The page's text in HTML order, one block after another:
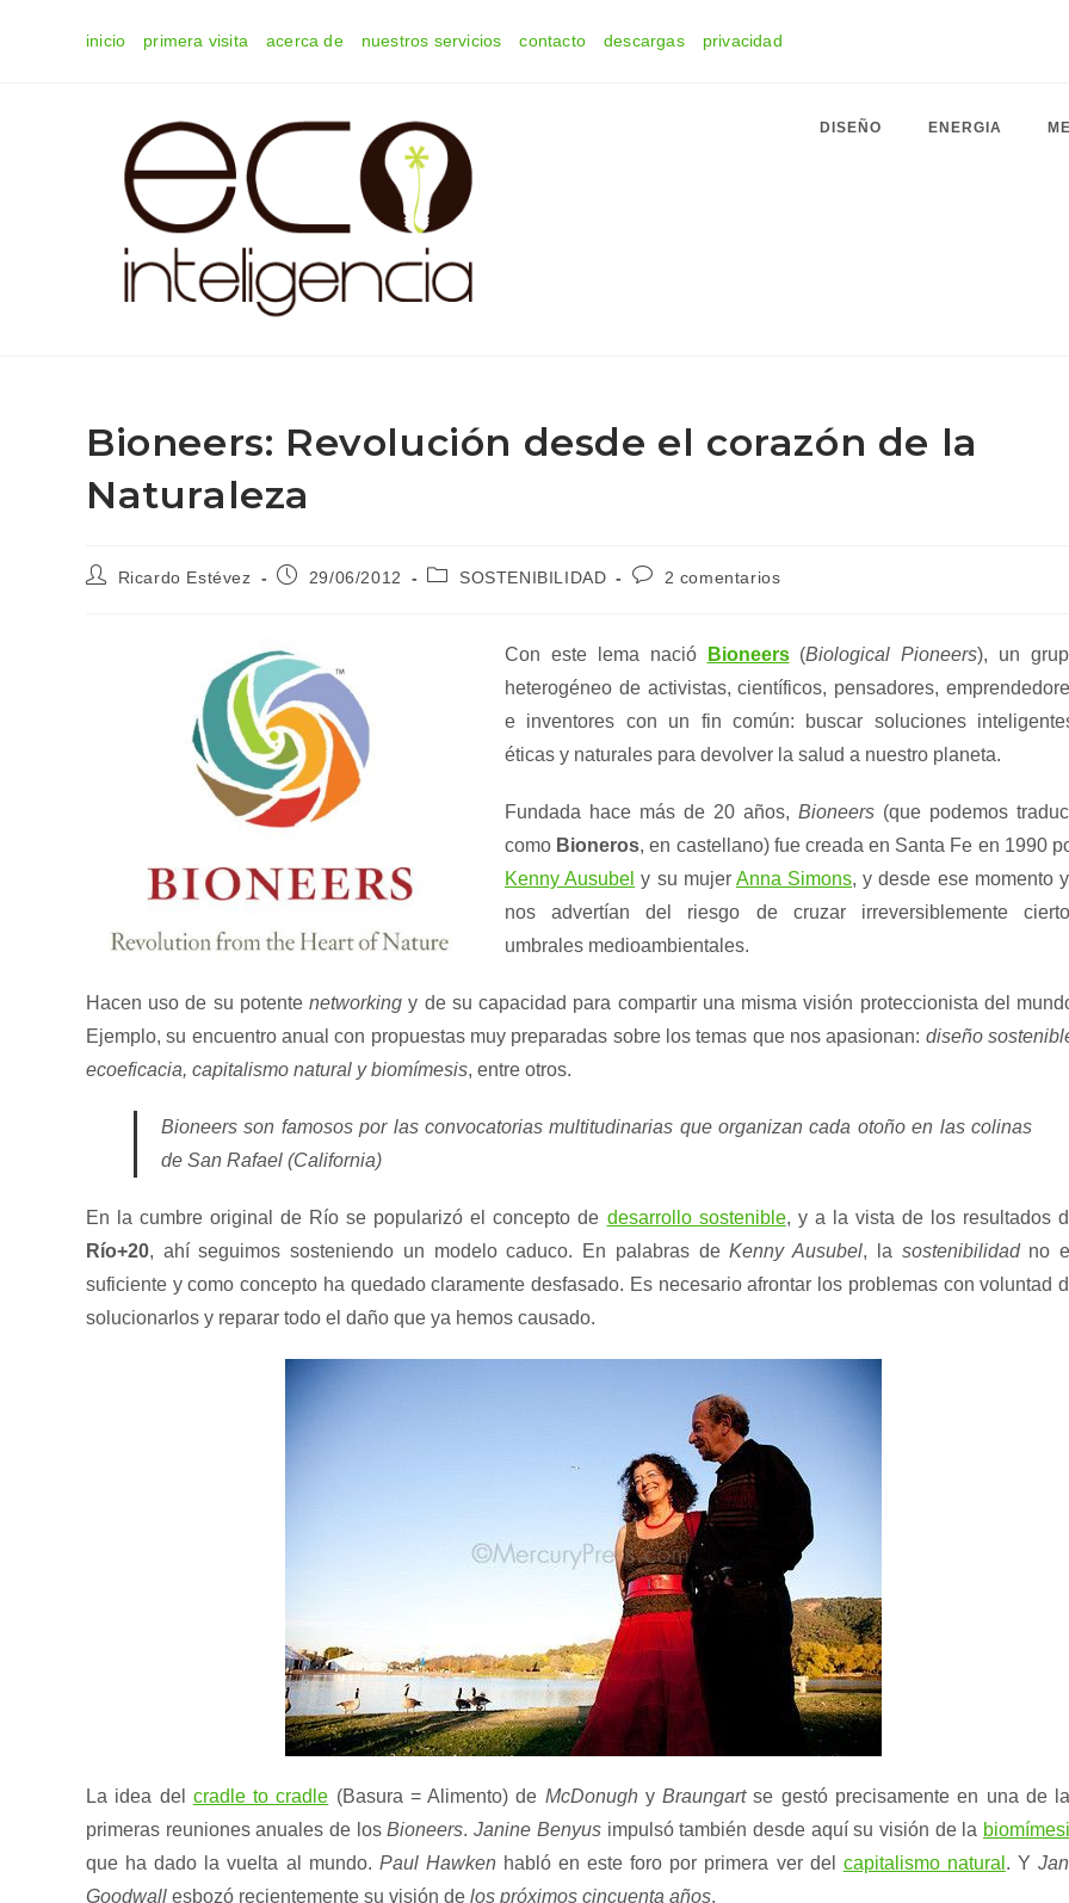
inicio primera visita acerca de nuestros servicios contacto descargas privacidad
DISEÑO ENERGIA
Bioneers: Revolución desde el corazón de la
Naturaleza
AutorRicardo Estévez
Publicación
29/06/2012
Categoría
SOSTENIBILIDAD
Comentarios
entrada:
2 comentarios
Con este lema nació Bioneers(Biological Pioneers), un
heterogéneo de activistas, científicos, pensadores,
e inventores con un fin común: buscar soluciones
éticas y naturales para devolver la salud a nuestro planeta.
Fundada hace más de 20 años, Bioneers (que podemos
como Bioneros, en castellano) fue creada en Santa Fe en 1990
Kenny Ausubel y su mujer Anna Simons, y desde ese momento
nos advertían del riesgo de cruzar irreversiblemente
umbrales medioambientales.
Hacen uso de su potentenetworking y de su capacidad para compartir una misma visión proteccionista del
Ejemplo, su encuentro anual con propuestas muy preparadas sobre los temas que nos apasionan: diseño
ecoeficacia, capitalismo natural y biomímesis, entre otros.
Bioneers son famosos por las convocatorias multitudinarias que organizan cada otoño en las colinas
de San Rafael (California)
En la cumbre original de Río se popularizó el concepto de desarrollo sostenible, y a la vista de los resultados
Río+20, ahí seguimos sosteniendo un modelo caduco. En palabras deKenny Ausubel, la sostenibilidadno
suficiente y como concepto ha quedado claramente desfasado. Es necesario afrontar los problemas con voluntad
solucionarlos y reparar todo el daño que ya hemos causado.
La idea del cradle to cradle (Basura = Alimento) de McDonughyBraungartse gestó precisamente en una de
primeras reuniones anuales de losBioneers.Janine Benyusimpulsó también desde aquí su visión de la
que ha dado la vuelta al mundo. Paul Hawkenhabló en este foro por primera ver del capitalismo natural . Y
Goodwall esbozó recientemente su visión de los próximos cincuenta años.